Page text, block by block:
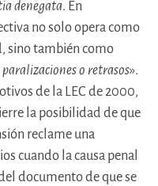
denegata. En
no solo opera como
sino también como
o retrasos».
de la LEC de 2000,
la posibilidad de que
reclame una
cuando la causa penal
documento de que se